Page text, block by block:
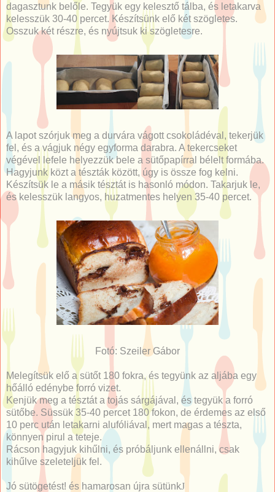
dagasztunk belőle. Tegyük egy kelesztő tálba, és letakarva
kelesszük 30-40 percet. Készítsünk elő két szögletes.
Osszuk két részre, és nyújtsuk ki szögletesre.
A lapot szórjuk meg a durvára vágott csokoládéval, tekerjük
fel, és a vágjuk négy egyforma darabra. A tekercseket
végével lefele helyezzük bele a sütőpapírral bélelt formába.
Hagyjunk közt a tészták között, úgy is össze fog kelni.
Készítsük le a másik tésztát is hasonló módon. Takarjuk le,
és kelesszük langyos, huzatmentes helyen 35-40 percet.
Fotó: Szeiler Gábor
Melegítsük elő a sütőt 180 fokra, és tegyünk az aljába egy
hőálló edénybe forró vizet.
Kenjük meg a tésztát a tojás sárgájával, és tegyük a forró
sütőbe. Süssük 35-40 percet 180 fokon, de érdemes az első
10 perc után letakarni alufóliával, mert magas a tészta,
könnyen pirul a teteje.
Rácson hagyjuk kihűlni, és próbáljunk ellenállni, csak
kihűlve szeleteljük fel.
Jó sütögetést! és hamarosan újra sütünkJ